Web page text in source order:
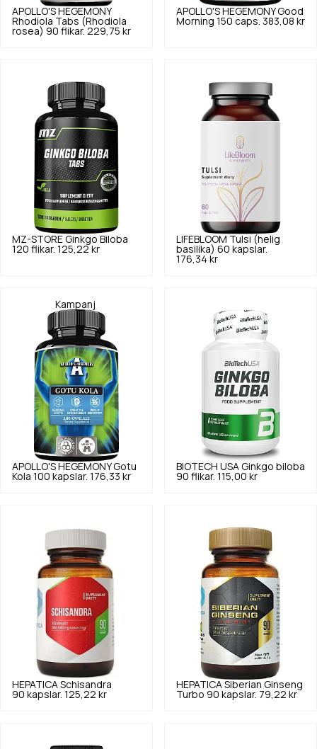
APOLLO'S HEGEMONY
Rhodiola Tabs (Rhodiola
rosea) 90 flikar. 229,75 kr
APOLLO'S HEGEMONY Good
Morning 150 caps. 383,08 kr
MZ-STORE Ginkgo Biloba
120 flikar. 125,22 kr
LIFEBLOOM Tulsi (helig
basilika) 60 kapslar.
176,34 kr
Kampanj
APOLLO'S HEGEMONY Gotu
Kola 100 kapslar. 176,33 kr
BIOTECH USA Ginkgo biloba
90 flikar. 115,00 kr
HEPATICA Schisandra
90 kapslar. 125,22 kr
HEPATICA Siberian Ginseng
Turbo 90 kapslar. 79,22 kr